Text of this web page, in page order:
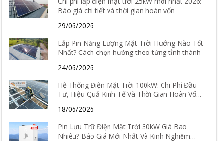
Báo giá chi tiết và thời gian hoàn vốn
29/06/2026
Lắp Pin Năng Lượng Mặt Trời Hướng Nào Tốt
Nhất? Cách chọn hướng theo từng tỉnh thành
24/06/2026
Hệ Thống Điện Mặt Trời 100kW: Chi Phí Đầu
Tư, Hiệu Quả Kinh Tế Và Thời Gian Hoàn Vốn
18/06/2026
Pin Lưu Trữ Điện Mặt Trời 30kW Giá Bao
Nhiêu? Báo Giá Mới Nhất Và Kinh Nghiệm